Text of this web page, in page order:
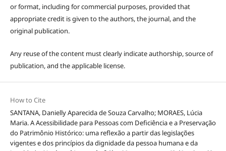
or format, including for commercial purposes, provided that
appropriate credit is given to the authors, the journal, and the
original publication.
Any reuse of the content must clearly indicate authorship, source of
publication, and the applicable license.
How to Cite
SANTANA, Danielly Aparecida de Souza Carvalho; MORAES, Lúcia
Maria. A Acessibilidade para Pessoas com Deficiência e a Preservação
do Patrimônio Histórico: uma reflexão a partir das legislações
vigentes e dos princípios da dignidade da pessoa humana e da